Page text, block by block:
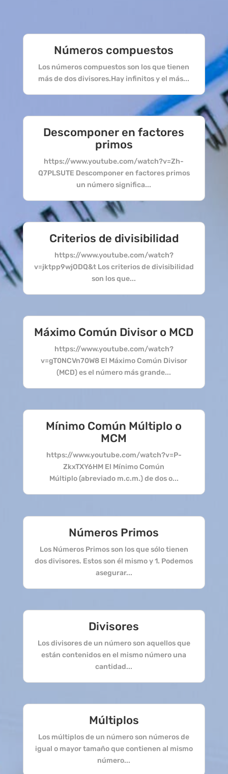
Números compuestos
Los números compuestos son los que tienen
más de dos divisores.Hay infinitos y el más...
Descomponer en factores
primos
https://www.youtube.com/watch?v=Zh-
Q7PLSUTE Descomponer en factores primos
un número significa...
Criterios de divisibilidad
https://www.youtube.com/watch?
v=jktpp9wjODQ&t Los criterios de divisibilidad
son los que...
Máximo Común Divisor o MCD
https://www.youtube.com/watch?
v=gT0NCVn70W8 El Máximo Común Divisor
(MCD) es el número más grande...
Mínimo Común Múltiplo o
MCM
https://www.youtube.com/watch?v=P-
ZkxTXY6HM El Mínimo Común
Múltiplo (abreviado m.c.m.) de dos o...
Números Primos
Los Números Primos son los que sólo tienen
dos divisores. Estos son él mismo y 1. Podemos
asegurar...
Divisores
Los divisores de un número son aquellos que
están contenidos en el mismo número una
cantidad...
Múltiplos
Los múltiplos de un número son números de
igual o mayor tamaño que contienen al mismo
número...